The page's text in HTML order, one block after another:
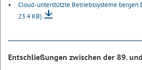
Cloud-unterstützte Betriebssysteme bergen
23.4 KB)
Entschließungen zwischen der 89.